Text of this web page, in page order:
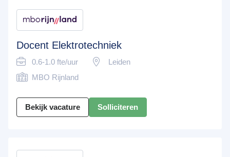
Docent Elektrotechniek
0.6-1.0 fte/uur
Leiden
MBO Rijnland
Bekijk vacature Solliciteren